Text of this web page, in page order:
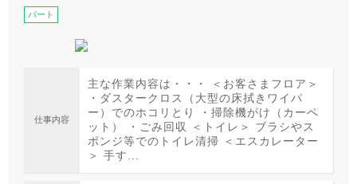
パート
仕事内容
主な作業内容は・・・ ＜お客さまフロア＞
・ダスタークロス（大型の床拭きワイパ
ー）でのホコリとり ・掃除機がけ（カーペ
ット） ・ごみ回収 ＜トイレ＞ ブラシやス
ポンジ等でのトイレ清掃 ＜エスカレーター
＞ 手す...